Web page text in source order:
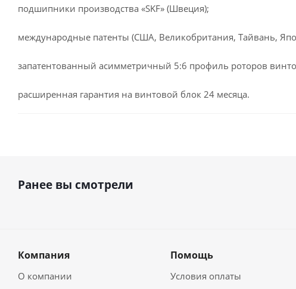
подшипники производства «SKF» (Швеция);
международные патенты (США, Великобритания, Тайвань,
запатентованный асимметричный 5:6 профиль роторов
расширенная гарантия на винтовой блок 24 месяца.
Ранее вы смотрели
Компания
О компании
Помощь
Условия оплаты